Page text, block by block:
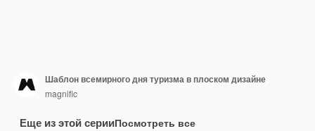
Шаблон всемирного дня туризма в плоском дизайне
magnific
Еще из этой серииПосмотреть все